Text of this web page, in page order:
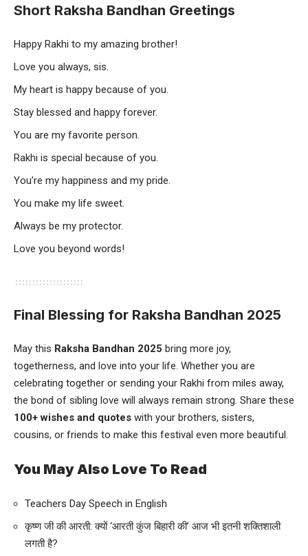
Short Raksha Bandhan Greetings
Happy Rakhi to my amazing brother!
Love you always, sis.
My heart is happy because of you.
Stay blessed and happy forever.
You are my favorite person.
Rakhi is special because of you.
You’re my happiness and my pride.
You make my life sweet.
Always be my protector.
Love you beyond words!
Final Blessing for Raksha Bandhan 2025
May this Raksha Bandhan 2025 bring more joy,
togetherness, and love into your life. Whether you are
celebrating together or sending your Rakhi from miles away,
the bond of sibling love will always remain strong. Share these
100+ wishes and quotes with your brothers, sisters,
cousins, or friends to make this festival even more beautiful.
You May Also Love To Read
Teachers Day Speech in English
कृष्ण जी की आरती: क्यों ‘आरती कुंज बिहारी की’ आज भी इतनी शक्तिशाली
लगती है?